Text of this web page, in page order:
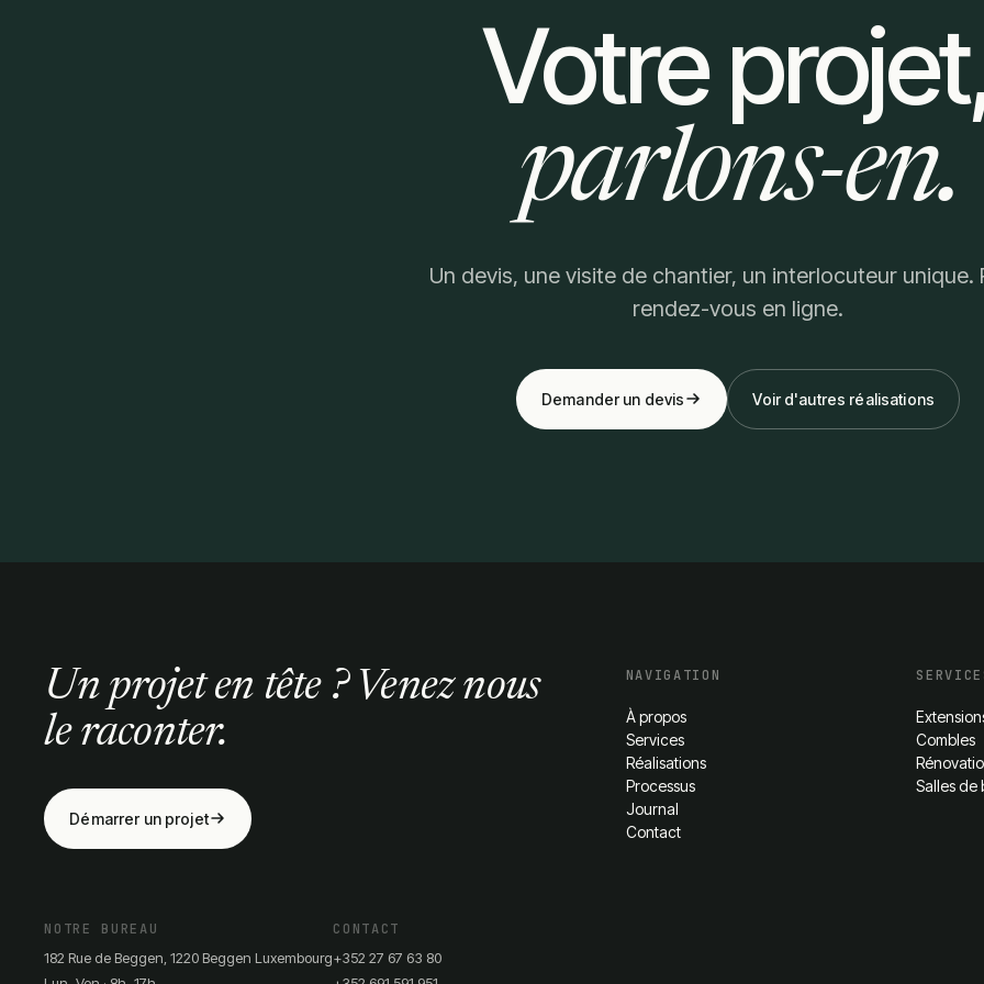
Votre
parlons-en.
Un devis, une visite de chantier, un interlocuteur unique.
rendez-vous en ligne.
Demander un devis Voir d'autres réalisations
Un projet en tête ? Venez nous
le raconter.
Démarrer un projet
NOTRE BUREAU
182 Rue de Beggen, 1220 Beggen Luxembourg
CONTACT
+352 27 67 63 80
NAVIGATION
À propos
Services
Réalisations
Processus
Journal
Contact
Combles
Salles de